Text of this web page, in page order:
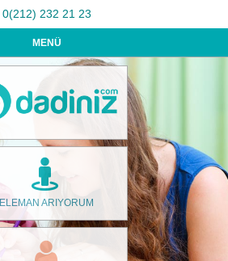
0(212) 232 21 23
MENÜ
ELEMAN ARIYORUM